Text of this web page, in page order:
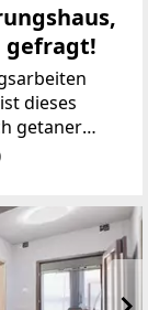
gefragt!
dieses
getaner
im